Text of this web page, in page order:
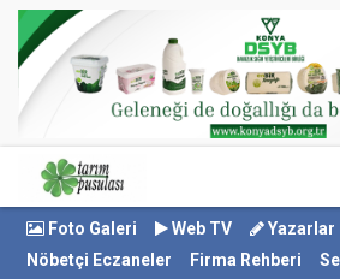
Foto Galeri Web TV Yazarlar
Nöbetçi Eczaneler
Firma Rehberi